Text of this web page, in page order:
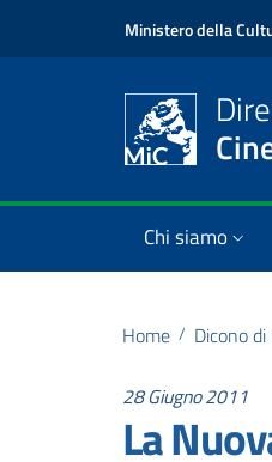
Ministero della
Chi siamo
Home / Dicono
28 Giugno 2011
La